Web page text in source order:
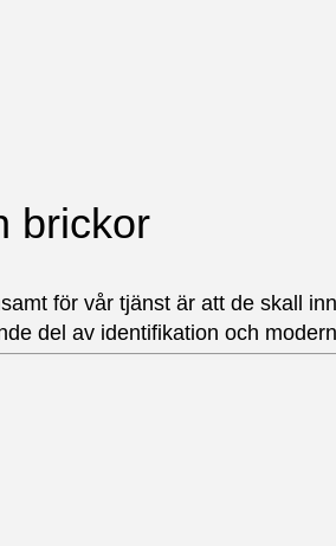
brickor
för vår tjänst är att de skall
del av identifikation och